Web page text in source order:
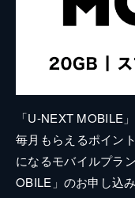
「U-NEXT MOBILE
毎月もらえるポイン
になるモバイルプラ
OBILE」のお申し込